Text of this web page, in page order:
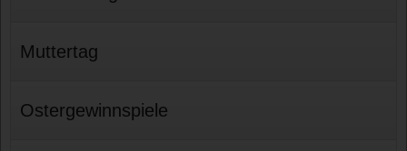
Muttertag
Ostergewinnspiele